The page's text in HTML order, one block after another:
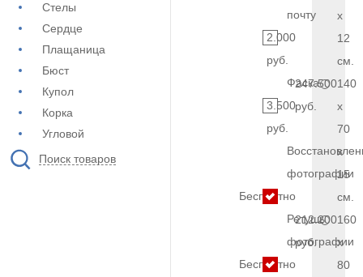
Стелы
Сердце
Плащаница
Бюст
Купол
Корка
Угловой
Поиск товаров
почту
2.000
руб.
Фаска
3.500
руб.
фотографии
Бесплатно
Ретушь
фотографии
Бесплатно
x
12
см.
247.500
руб.
140
x
70
x
15
см.
212.200
руб.
160
x
80